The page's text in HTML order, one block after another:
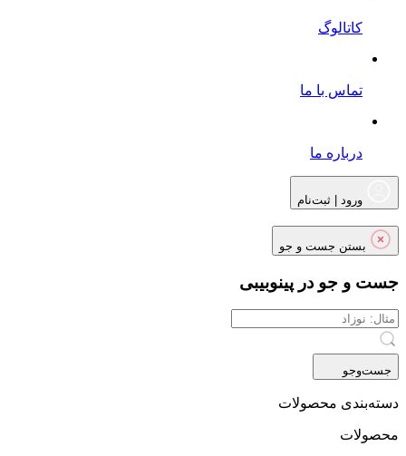
کاتالوگ
تماس با ما
درباره ما
ورود | ثبت‌نام
بستن جست و جو
جست و جو در پینوبیبی
جست‌و‌جو
دسته‌بندی محصولات
محصولات